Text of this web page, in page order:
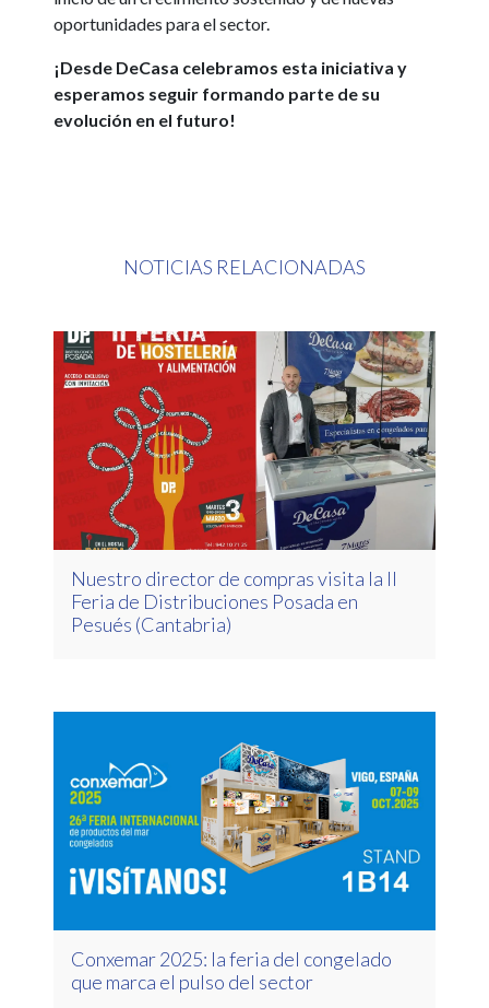
oportunidades para el sector.
¡Desde DeCasa celebramos esta iniciativa y
esperamos seguir formando parte de su
evolución en el futuro!
NOTICIAS RELACIONADAS
Nuestro director de compras visita la II
Feria de Distribuciones Posada en
Pesués (Cantabria)
Conxemar 2025: la feria del congelado
que marca el pulso del sector